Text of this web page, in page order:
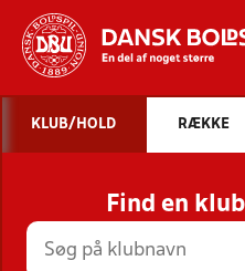
STILLINGER,
KLUB/HOLD RÆKKE
Find en